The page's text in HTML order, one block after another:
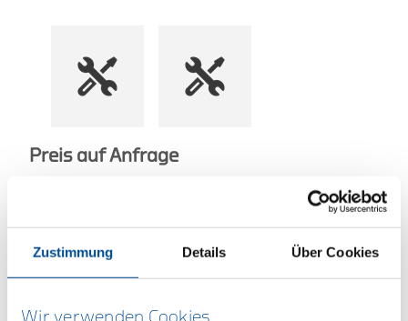
Zustimmung Details Über Cookies
Wir verwenden Cookies
Preis auf Anfrage
HÄNDLER FINDEN